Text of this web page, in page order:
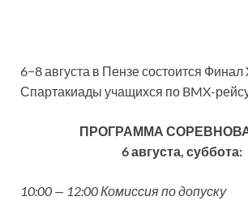
6−8 августа в Пензе состоится Финал
Спартакиады учащихся по BMX-
ПРОГРАММА
6 августа, суббота:
10:00 — 12:00 Комиссия по допуску